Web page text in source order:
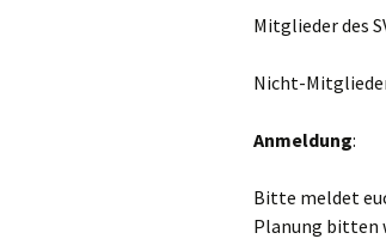
Mitglieder des
Nicht-
Anmeldung:
Bitte meldet
Planung bitten